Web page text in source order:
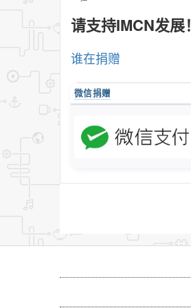
请支持IMCN发展！
谁在捐赠
微信捐赠